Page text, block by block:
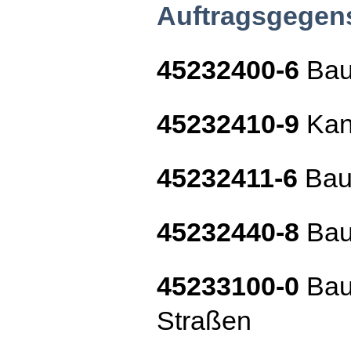
45232400-6
45232410-9
45232411-6
45232440-8
45233100-0
Straßen